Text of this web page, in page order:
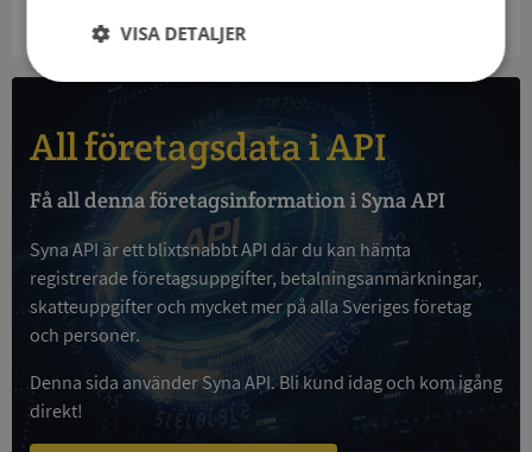
All företagsdata i API
Få all denna företagsinformation i Syna API
Syna API är ett blixtsnabbt API där du kan hämta
registrerade företagsuppgifter, betalningsanmärkningar,
skatteuppgifter och mycket mer på alla Sveriges företag
och personer.
Denna sida använder Syna API. Bli kund idag och kom igång
direkt!
VISA DETALJER
Strikt
Prestanda Inriktning
Funktioner Oklassificerade
Strikt nödvändigt Prestanda
Funktioner
Strikt nödvändiga kakor tillåter